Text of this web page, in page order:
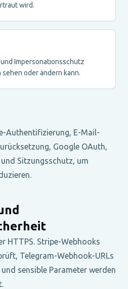
wird.
Impersonationsschutz
oder ändern kann.
Authentifizierung, E-Mail-
Google OAuth,
Sitzungsschutz, um
HTTPS. Stripe-Webhooks
Telegram-Webhook-URLs
sensible Parameter werden